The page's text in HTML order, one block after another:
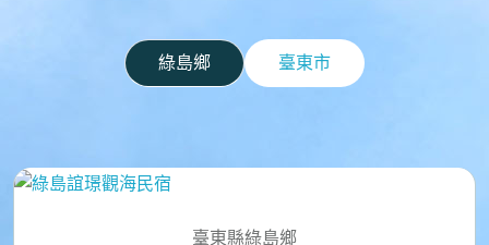
綠島鄉 臺東市
臺東縣綠島鄉